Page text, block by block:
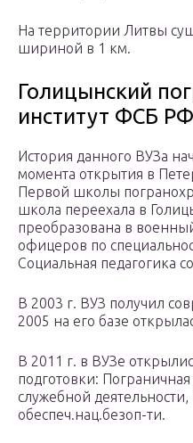
На территории Литвы
шириной в 1 км.
Голицынский
институт ФСБ РФ
История данного ВУЗа
момента открытия в
Первой школы
школа переехала в
преобразована в
офицеров по
Социальная педагогика
В 2003 г. ВУЗ получил
2005 на его базе
В 2011 г. в ВУЗе
подготовки:
служебной
обеспеч.нац.безоп-ти.